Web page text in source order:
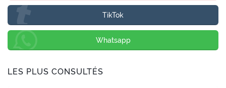
TikTok
Whatsapp
LES PLUS CONSULTÉS